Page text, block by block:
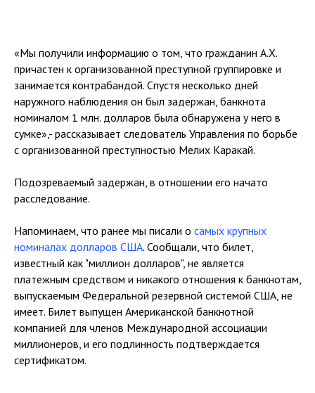
«Мы получили информацию о том, что гражданин А.Х.
причастен к организованной преступной группировке и
занимается контрабандой. Спустя несколько дней
наружного наблюдения он был задержан, банкнота
номиналом 1 млн. долларов была обнаружена у него в
сумке»,- рассказывает следователь Управления по борьбе
с организованной преступностью Мелих Каракай.
Подозреваемый задержан, в отношении его начато
расследование.
Напоминаем, что ранее мы писали о самых крупных
номиналах долларов США. Сообщали, что билет,
известный как "миллион долларов", не является
платежным средством и никакого отношения к банкнотам,
выпускаемым Федеральной резервной системой США, не
имеет. Билет выпущен Американской банкнотной
компанией для членов Международной ассоциации
миллионеров, и его подлинность подтверждается
сертификатом.